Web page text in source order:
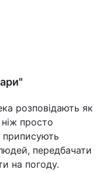
розповідають як
просто
передбачати
на погоду.